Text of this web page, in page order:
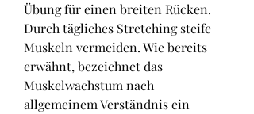
Übung für einen breiten Rücken.
Durch tägliches Stretching steife
Muskeln vermeiden. Wie bereits
erwähnt, bezeichnet das
Muskelwachstum nach
allgemeinem Verständnis ein